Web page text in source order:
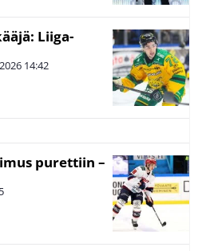
Liiga-
14:42
purettiin –